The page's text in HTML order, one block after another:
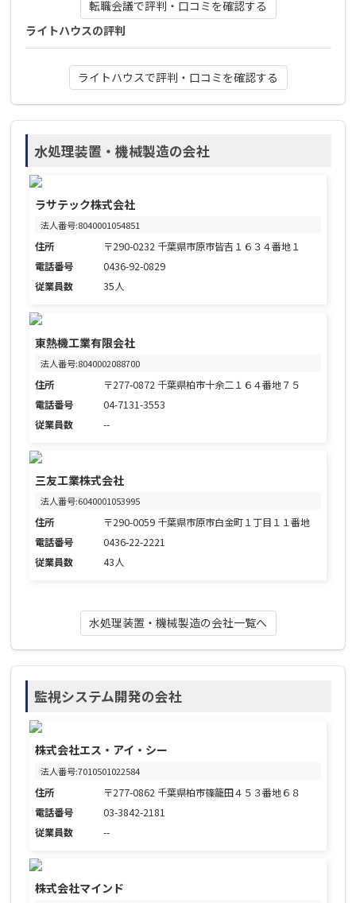
転職会議で評判・口コミを確認する
ライトハウスの評判
ライトハウスで評判・口コミを確認する
水処理装置・機械製造の会社
ラサテック株式会社
法人番号:8040001054851
住所
〒290-0232 千葉県市原市皆吉１６３４番地１
電話番号
0436-92-0829
従業員数
35人
東熱機工業有限会社
法人番号:8040002088700
住所
〒277-0872 千葉県柏市十余二１６４番地７５
電話番号
04-7131-3553
従業員数
--
三友工業株式会社
法人番号:6040001053995
住所
〒290-0059 千葉県市原市白金町１丁目１１番地
電話番号
0436-22-2221
従業員数
43人
水処理装置・機械製造の会社一覧へ
監視システム開発の会社
株式会社エス・アイ・シー
法人番号:7010501022584
住所
〒277-0862 千葉県柏市篠籠田４５３番地６８
電話番号
03-3842-2181
従業員数
--
株式会社マインド